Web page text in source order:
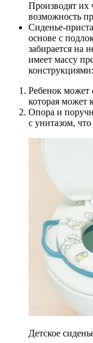
Производят их
возможность
Сиденье-
основе с
забирается на
имеет массу
конструкциями:
Ребенок может
которая может
Опора и
с унитазом,
Детское